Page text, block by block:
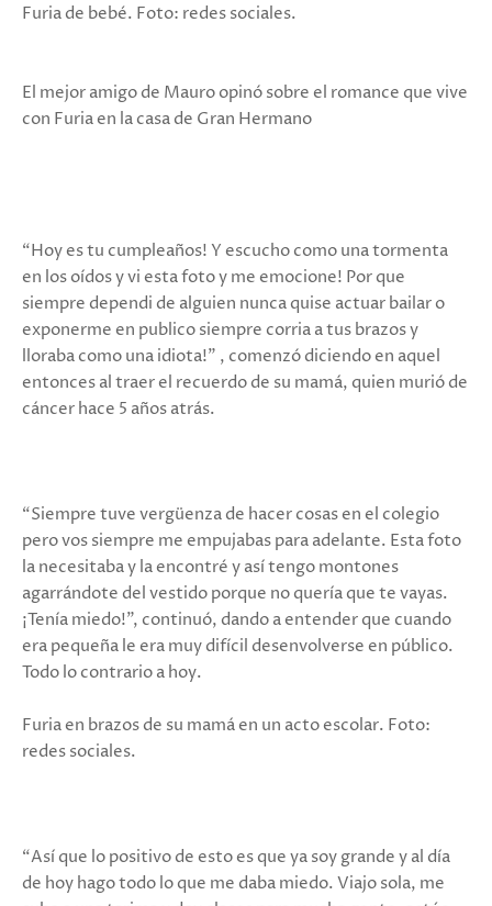
Furia de bebé. Foto: redes sociales.
El mejor amigo de Mauro opinó sobre el romance que vive
con Furia en la casa de Gran Hermano
“Hoy es tu cumpleaños! Y escucho como una tormenta
en los oídos y vi esta foto y me emocione! Por que
siempre dependi de alguien nunca quise actuar bailar o
exponerme en publico siempre corria a tus brazos y
lloraba como una idiota!” , comenzó diciendo en aquel
entonces al traer el recuerdo de su mamá, quien murió de
cáncer hace 5 años atrás.
“Siempre tuve vergüenza de hacer cosas en el colegio
pero vos siempre me empujabas para adelante. Esta foto
la necesitaba y la encontré y así tengo montones
agarrándote del vestido porque no quería que te vayas.
¡Tenía miedo!”, continuó, dando a entender que cuando
era pequeña le era muy difícil desenvolverse en público.
Todo lo contrario a hoy.
Furia en brazos de su mamá en un acto escolar. Foto:
redes sociales.
“Así que lo positivo de esto es que ya soy grande y al día
de hoy hago todo lo que me daba miedo. Viajo sola, me